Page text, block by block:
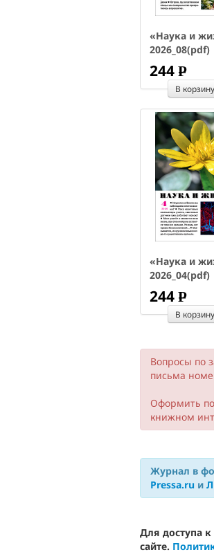
«Наука и
2026_08(pdf)
244 P
УБ.
В корзину
«Наука и
2026_04(pdf)
244 P
УБ.
В корзину
Вопросы по
письма
Оформить
книжном
Журнал в
Pressa.ru и
Для доступа
сайте.